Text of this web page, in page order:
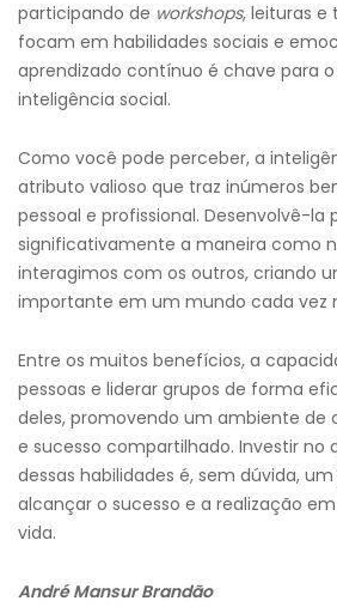
participando de workshops, leituras e
focam em habilidades sociais e
aprendizado contínuo é chave para
inteligência social.
Como você pode perceber, a
atributo valioso que traz inúmeros
pessoal e profissional. Desenvolvê-
significativamente a maneira como
interagimos com os outros, criando
importante em um mundo cada vez
Entre os muitos benefícios, a
pessoas e liderar grupos de forma
deles, promovendo um ambiente de
e sucesso compartilhado. Investir no
dessas habilidades é, sem dúvida,
alcançar o sucesso e a realização
vida.
André Mansur Brandão